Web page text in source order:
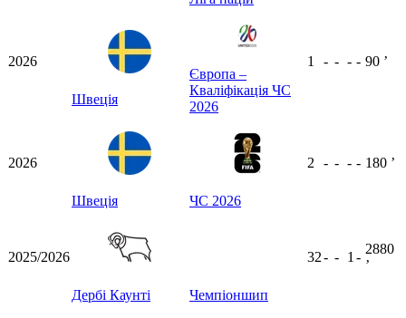
2026
Швеція
Європа –
Кваліфікація ЧС
2026
1 - - - - 90 ʼ
2026
Швеція ЧС 2026
2 - - - - 180 ʼ
2025/2026
Дербі Каунті Чемпіоншип
32- - 1 -
2880
ʼ